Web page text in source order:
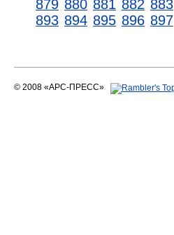
879 880 881 882 883
893 894 895 896 897
© 2008 «АРС-ПРЕСС»